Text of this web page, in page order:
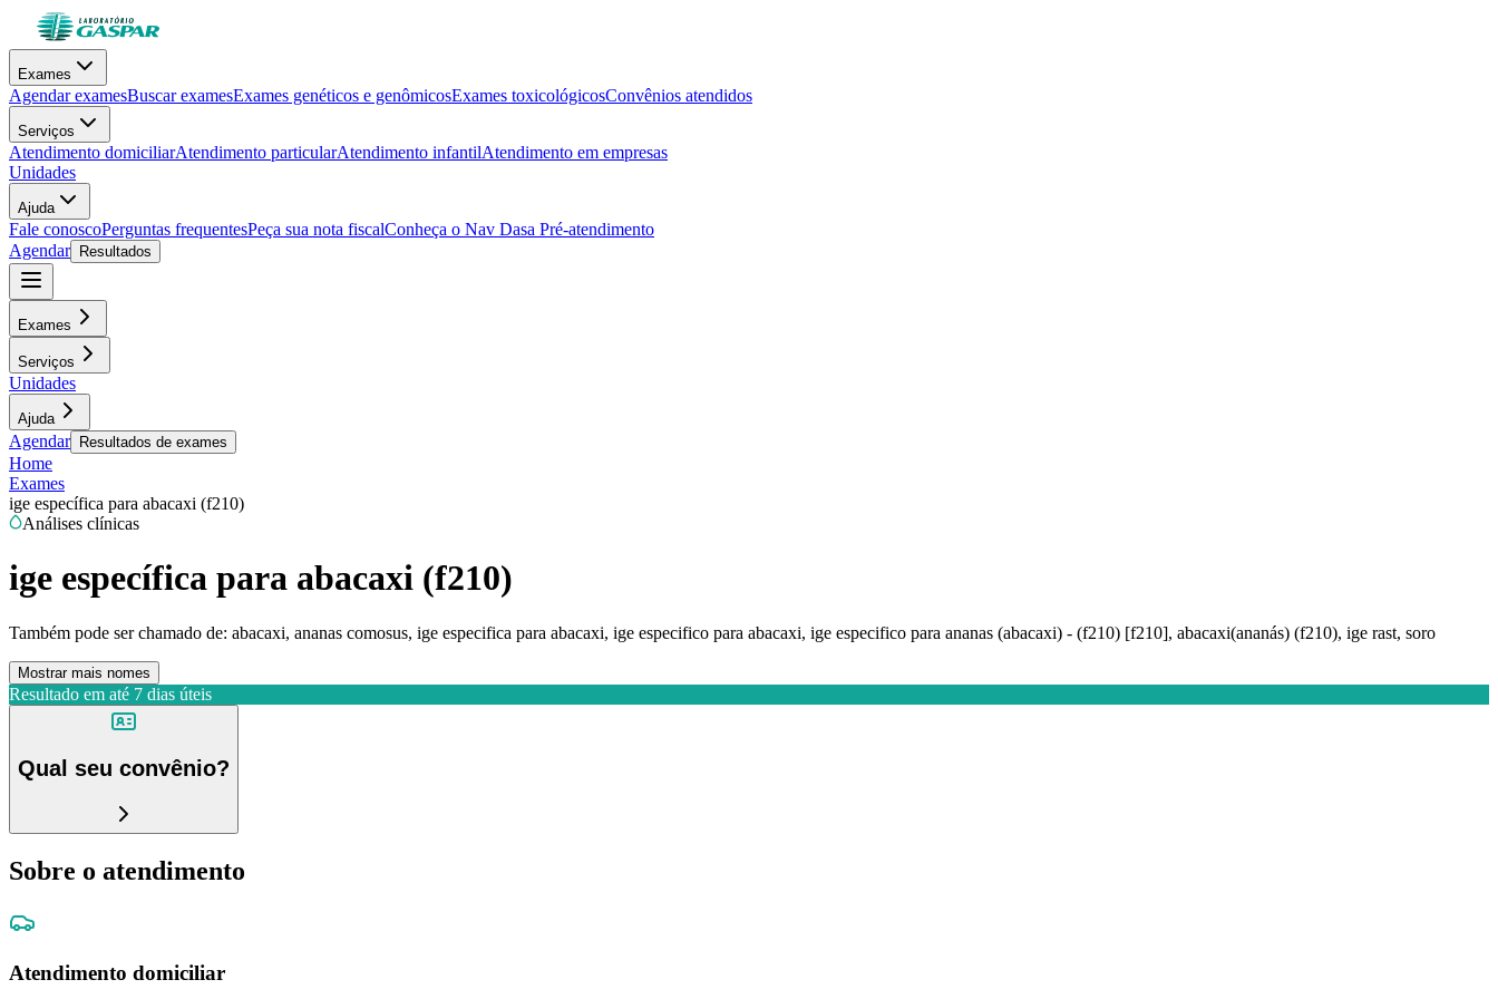
Exames
Agendar examesBuscar examesExames genéticos e genômicosExames toxicológicosConvênios atendidos
Serviços
Atendimento domiciliarAtendimento particularAtendimento infantilAtendimento em empresas
Unidades
Ajuda
Fale conoscoPerguntas frequentesPeça sua nota fiscalConheça o Nav Dasa Pré-atendimento
Agendar
Resultados
Exames
Serviços
Unidades
Ajuda
Agendar Resultados de exames
Home
Exames
ige específica para abacaxi (f210)
Análises clínicas
ige específica para abacaxi (f210)
Também pode ser chamado de: abacaxi, ananas comosus, ige especifica para abacaxi, ige especifico para abacaxi, ige especifico para ananas (abacaxi) - (f210) [f210], abacaxi(ananás) (f210), ige rast, soro
Mostrar mais nomes
Resultado em até 7 dias úteis
Qual seu convênio?
Sobre o atendimento
Atendimento domiciliar